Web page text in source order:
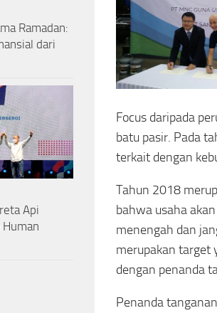
Focus daripada
batu pasir. Pada
terkait dengan
Tahun 2018
bahwa usaha
menengah dan
merupakan target
dengan penanda
Penanda
Ramadan:
dari
Api